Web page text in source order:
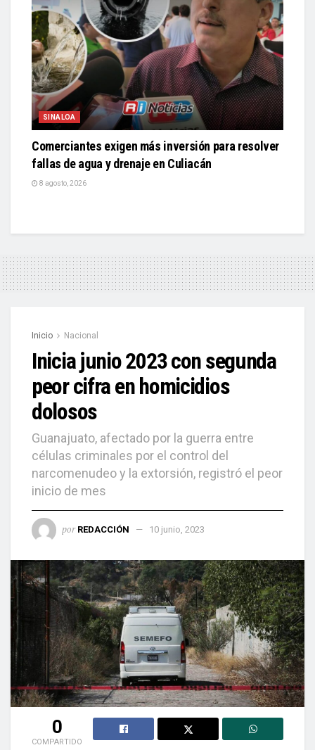
SINALOA
Comerciantes exigen más inversión para resolver
fallas de agua y drenaje en Culiacán
8 agosto, 2026
Inicio Nacional
Inicia junio 2023 con segunda
peor cifra en homicidios
dolosos
Guanajuato, afectado por la guerra entre
células criminales por el control del
narcomenudeo y la extorsión, registró el peor
inicio de mes
por REDACCIÓN 10 junio, 2023
0
COMPARTIDO